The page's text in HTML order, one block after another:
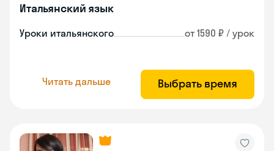
Итальянский язык
Уроки итальянского от 1590 ₽ / урок
Читать дальше Выбрать время